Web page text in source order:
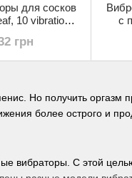
Но получить оргазм
более острого и
вибраторы. С этой
для сосков
10 vibration
грн
с